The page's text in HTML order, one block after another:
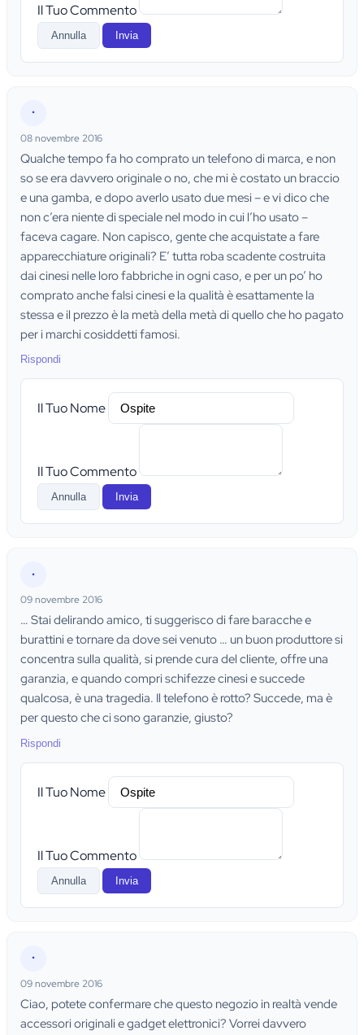
Il Tuo Commento
Annulla Invia
•
08 novembre 2016
Qualche tempo fa ho comprato un telefono di marca, e non
so se era davvero originale o no, che mi è costato un braccio
e una gamba, e dopo averlo usato due mesi – e vi dico che
non c’era niente di speciale nel modo in cui l’ho usato –
faceva cagare. Non capisco, gente che acquistate a fare
apparecchiature originali? E’ tutta roba scadente costruita
dai cinesi nelle loro fabbriche in ogni caso, e per un po’ ho
comprato anche falsi cinesi e la qualità è esattamente la
stessa e il prezzo è la metà della metà di quello che ho pagato
per i marchi cosiddetti famosi.
Rispondi
Il Tuo Nome
Il Tuo Commento
Annulla Invia
•
09 novembre 2016
… Stai delirando amico, ti suggerisco di fare baracche e
burattini e tornare da dove sei venuto … un buon produttore si
concentra sulla qualità, si prende cura del cliente, offre una
garanzia, e quando compri schifezze cinesi e succede
qualcosa, è una tragedia. Il telefono è rotto? Succede, ma è
per questo che ci sono garanzie, giusto?
Rispondi
Il Tuo Nome
Il Tuo Commento
Annulla Invia
•
09 novembre 2016
Ciao, potete confermare che questo negozio in realtà vende
accessori originali e gadget elettronici? Vorrei davvero